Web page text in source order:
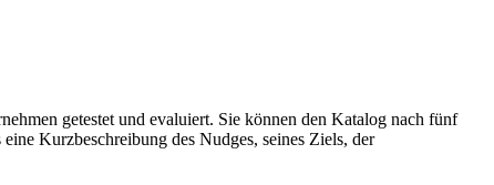
getestet und evaluiert. Sie können den Katalog nach fünf
Kurzbeschreibung des Nudges, seines Ziels, der